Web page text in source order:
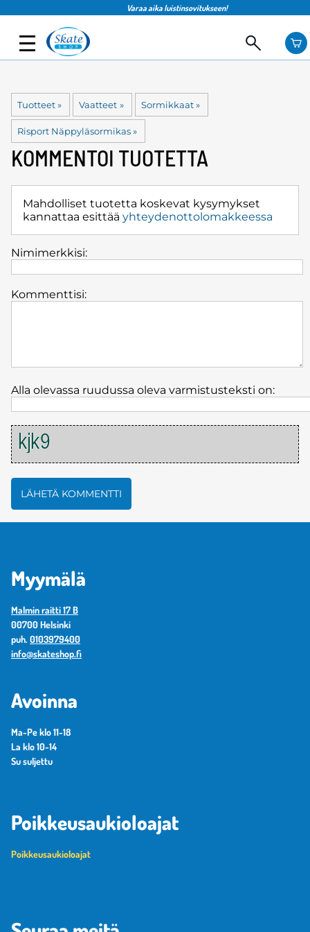
Varaa aika luistinsovitukseen!
Tuotteet‪» Vaatteet ‪» Sormikkaat ‪»
Risport Näppyläsormikas‪»
KOMMENTOI TUOTETTA
Mahdolliset tuotetta koskevat kysymykset
kannattaa esittää yhteydenottolomakkeessa
Nimimerkkisi:
Kommenttisi:
Alla olevassa ruudussa oleva varmistusteksti on:
Myymälä
Malmin raitti 17 B
00700 Helsinki
puh. 0103979400
info@skateshop.fi
Avoinna
Ma-Pe klo 11-18
La klo 10-14
Su suljettu
Poikkeusaukioloajat
Poikkeusaukioloajat